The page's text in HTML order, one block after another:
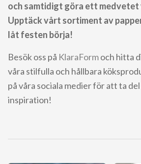
och samtidigt göra ett medvetet
Upptäck vårt sortiment av
låt festen börja!
Besök oss på KlaraFormoch hitta
våra stilfulla och hållbara
på våra sociala medier för att ta
inspiration!